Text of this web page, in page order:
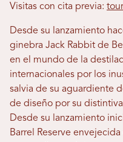
Visitas con cita previa:
Desde su lanzamiento
ginebra Jack Rabbit de
en el mundo de la
internacionales por los
salvia de su aguardiente
de diseño por su
Desde su lanzamiento
Barrel Reserve